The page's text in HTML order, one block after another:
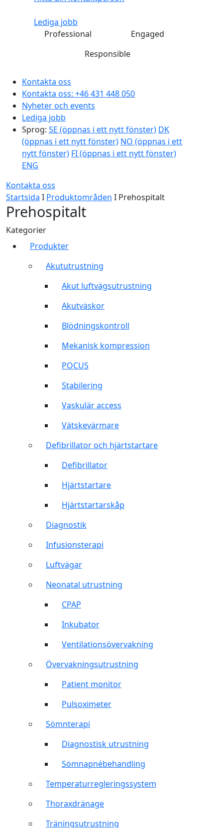
Lediga jobb
Professional
Engaged
Responsible
Kontakta oss
Kontakta oss: +46 431 448 050
Nyheter och events
Lediga jobb
Sprog: SE (öppnas i ett nytt fönster) DK
(öppnas i ett nytt fönster) NO (öppnas i ett
nytt fönster) FI(öppnas i ett nytt fönster)
ENG
Kontakta oss
Startsida I Produktområden I Prehospitalt
Prehospitalt
Kategorier
Produkter
Akututrustning
Akut luftvägsutrustning
Akutväskor
Blödningskontroll
Mekanisk kompression
POCUS
Stabilering
Vaskulär access
Vätskevärmare
Defibrillator och hjärtstartare
Defibrillator
Hjärtstartare
Hjärtstartarskåp
Diagnostik
Infusionsterapi
Luftvägar
Neonatal utrustning
CPAP
Inkubator
Ventilationsövervakning
Övervakningsutrustning
Patient monitor
Pulsoximeter
Sömnterapi
Diagnostisk utrustning
Sömnapnébehandling
Temperaturregleringssystem
Thoraxdränage
Träningsutrustning